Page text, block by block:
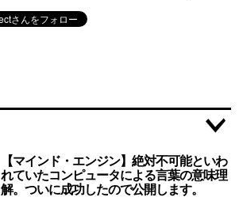
【マインド・エンジン】絶対不可能といわ
れていたコンピュータによる言葉の意味理
解。ついに成功したので公開します。